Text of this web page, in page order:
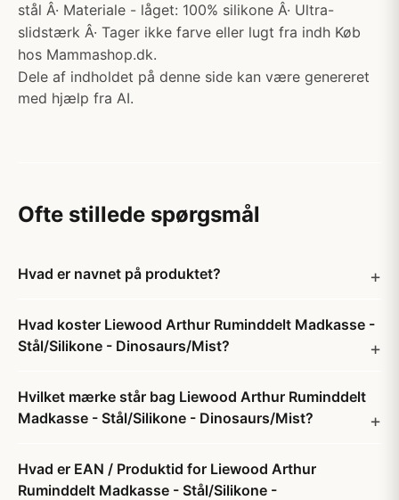
stål Â· Materiale - låget: 100% silikone Â· Ultra-
slidstærk Â· Tager ikke farve eller lugt fra indh Køb
hos Mammashop.dk.
Dele af indholdet på denne side kan være genereret
med hjælp fra AI.
Ofte stillede spørgsmål
Hvad er navnet på produktet?
Hvad koster Liewood Arthur Ruminddelt Madkasse -
Stål/Silikone - Dinosaurs/Mist?
Hvilket mærke står bag Liewood Arthur Ruminddelt
Madkasse - Stål/Silikone - Dinosaurs/Mist?
Hvad er EAN / Produktid for Liewood Arthur
Ruminddelt Madkasse - Stål/Silikone -